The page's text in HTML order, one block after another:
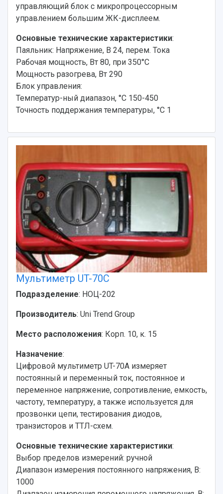
управляющий блок с микропроцессорным
управлением большим ЖК-дисплеем.
Основные технические характеристики:
Паяльник: Напряжение, В 24, перем. Тока
Рабочая мощность, Вт 80, при 350°С
Мощность разогрева, Вт 290
Блок управления:
Температур-ный диапазон, °С 150-450
Точность поддержания температуры, °С 1
Мультиметр UT-70С
Подразделение: НОЦ-202
Производитель: Uni Trend Group
Место расположения: Корп. 10, к. 15
Назначение:
Цифровой мультиметр UT-70A измеряет
постоянный и переменный ток, постоянное и
переменное напряжение, сопротивление, емкость,
частоту, температуру, а также используется для
прозвонки цепи, тестирования диодов,
транзисторов и ТТЛ-схем.
Основные технические характеристики:
Выбор пределов измерений: ручной
Диапазон измерения постоянного напряжения, В:
1000